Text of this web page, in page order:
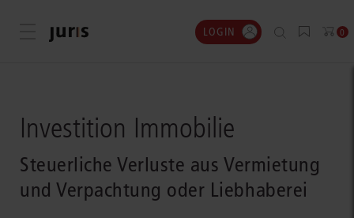
Menü öffnen LOGIN 0
Investition Immobilie
Steuerliche Verluste aus Vermietung
und Verpachtung oder Liebhaberei